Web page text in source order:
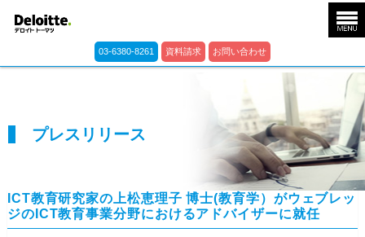
03-6380-8261 資料請求 お問い合わせ
プレスリリース
ICT教育研究家の上松恵理子 博士(教育学）がウェブレッ
ジのICT教育事業分野におけるアドバイザーに就任